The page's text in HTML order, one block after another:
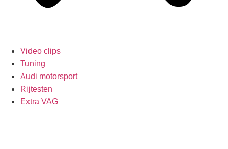
Video clips
Tuning
Audi motorsport
Rijtesten
Extra VAG